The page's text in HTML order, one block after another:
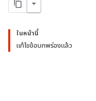
ในหน้านี้
แก้ไขข้อบกพร่องแล้ว